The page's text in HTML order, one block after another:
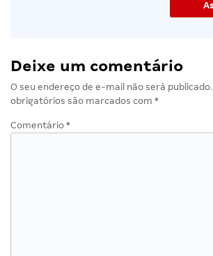
Deixe um comentário
O seu endereço de e-mail não será publicado.
obrigatórios são marcados com *
Comentário *